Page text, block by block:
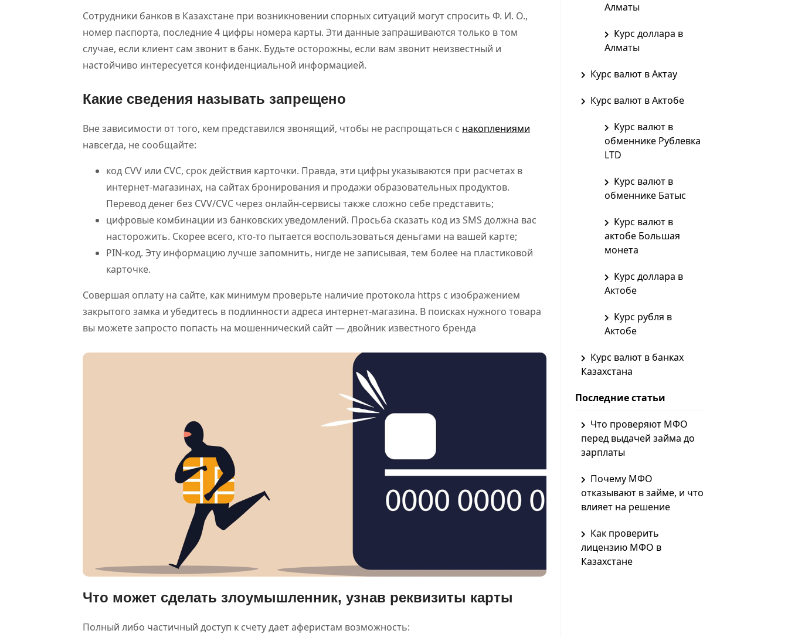
Сотрудники банков в Казахстане при возникновении спорных ситуаций могут спросить Ф. И. О.,
номер паспорта, последние 4 цифры номера карты. Эти данные запрашиваются только в том
случае, если клиент сам звонит в банк. Будьте осторожны, если вам звонит неизвестный и
настойчиво интересуется конфиденциальной информацией.
Какие сведения называть запрещено
Вне зависимости от того, кем представился звонящий, чтобы не распрощаться с накоплениями
навсегда, не сообщайте:
код СVV или CVC, срок действия карточки. Правда, эти цифры указываются при расчетах в
интернет-магазинах, на сайтах бронирования и продажи образовательных продуктов.
Перевод денег без CVV/CVC через онлайн-сервисы также сложно себе представить;
цифровые комбинации из банковских уведомлений. Просьба сказать код из SMS должна вас
насторожить. Скорее всего, кто-то пытается воспользоваться деньгами на вашей карте;
PIN-код. Эту информацию лучше запомнить, нигде не записывая, тем более на пластиковой
карточке.
Совершая оплату на сайте, как минимум проверьте наличие протокола https c изображением
закрытого замка и убедитесь в подлинности адреса интернет-магазина. В поисках нужного товара
вы можете запросто попасть на мошеннический сайт — двойник известного бренда
Что может сделать злоумышленник, узнав реквизиты карты
Полный либо частичный доступ к счету дает аферистам возможность:
Алматы
Курс доллара в
Алматы
Курс валют в Актау
Курс валют в Актобе
Курс валют в
обменнике Рублевка
LTD
Курс валют в
обменнике Батыс
Курс валют в
актобе Большая
монета
Курс доллара в
Актобе
Курс рубля в
Актобе
Курс валют в банках
Казахстана
Последние статьи
Что проверяют МФО
перед выдачей займа до
зарплаты
Почему МФО
отказывают в займе, и что
влияет на решение
Как проверить
лицензию МФО в
Казахстане